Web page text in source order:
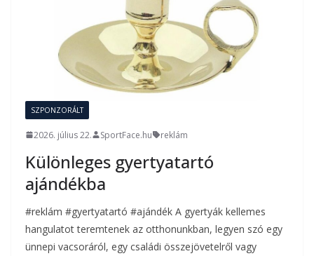
SZPONZORÁLT
2026. július 22. SportFace.hu reklám
Különleges gyertyatartó
ajándékba
#reklám #gyertyatartó #ajándék A gyertyák kellemes
hangulatot teremtenek az otthonunkban, legyen szó egy
ünnepi vacsoráról, egy családi összejövetelről vagy